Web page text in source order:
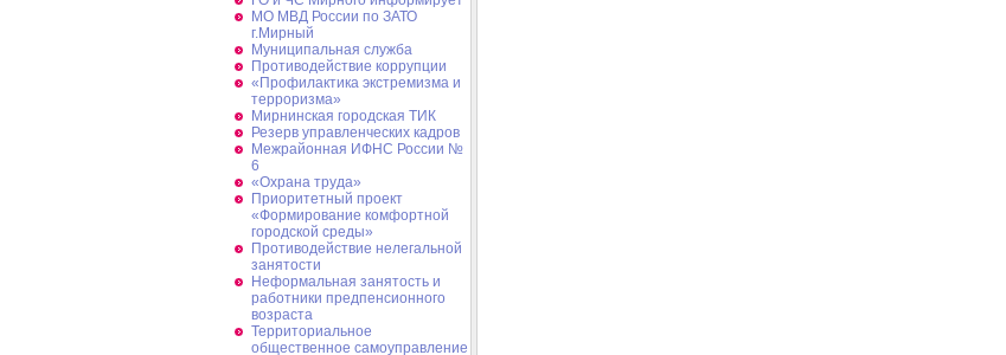
МО МВД России по ЗАТО
г.Мирный
Муниципальная cлужба
Противодействие коррупции
«Профилактика экстремизма и
терроризма»
Мирнинская городская ТИК
Резерв управленческих кадров
Межрайонная ИФНС России №
6
«Охрана труда»
Приоритетный проект
«Формирование комфортной
городской среды»
Противодействие нелегальной
занятости
Неформальная занятость и
работники предпенсионного
возраста
Территориальное
общественное самоуправление